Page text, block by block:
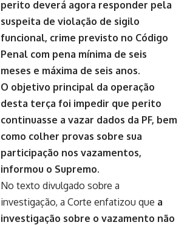
perito deverá agora responder pela
suspeita de violação de sigilo
funcional, crime previsto no Código
Penal com pena mínima de seis
meses e máxima de seis anos.
O objetivo principal da operação
desta terça foi impedir que perito
continuasse a vazar dados da PF, bem
como colher provas sobre sua
participação nos vazamentos,
informou o Supremo.
No texto divulgado sobre a
investigação, a Corte enfatizou que a
investigação sobre o vazamento não